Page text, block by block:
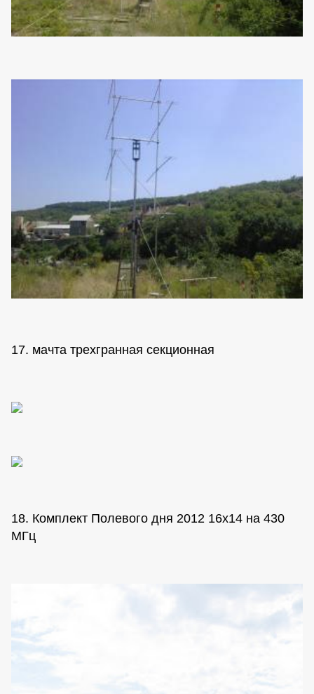
17. мачта трехгранная секционная
18. Комплект Полевого дня 2012 16х14 на 430
МГц